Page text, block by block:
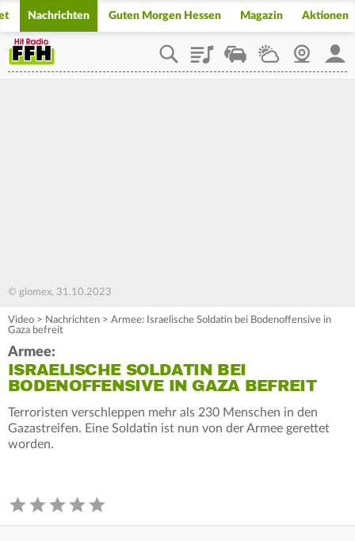
Nachrichten Guten Morgen Hessen Magazin Aktionen
PlaylistStaupilotWetterWebcam
© glomex, 31.10.2023
Video > Nachrichten > Armee: Israelische Soldatin bei Bodenoffensive in
Gaza befreit
Armee:
ISRAELISCHE SOLDATIN BEI
BODENOFFENSIVE IN GAZA BEFREIT
Terroristen verschleppen mehr als 230 Menschen in den
Gazastreifen. Eine Soldatin ist nun von der Armee gerettet
worden.